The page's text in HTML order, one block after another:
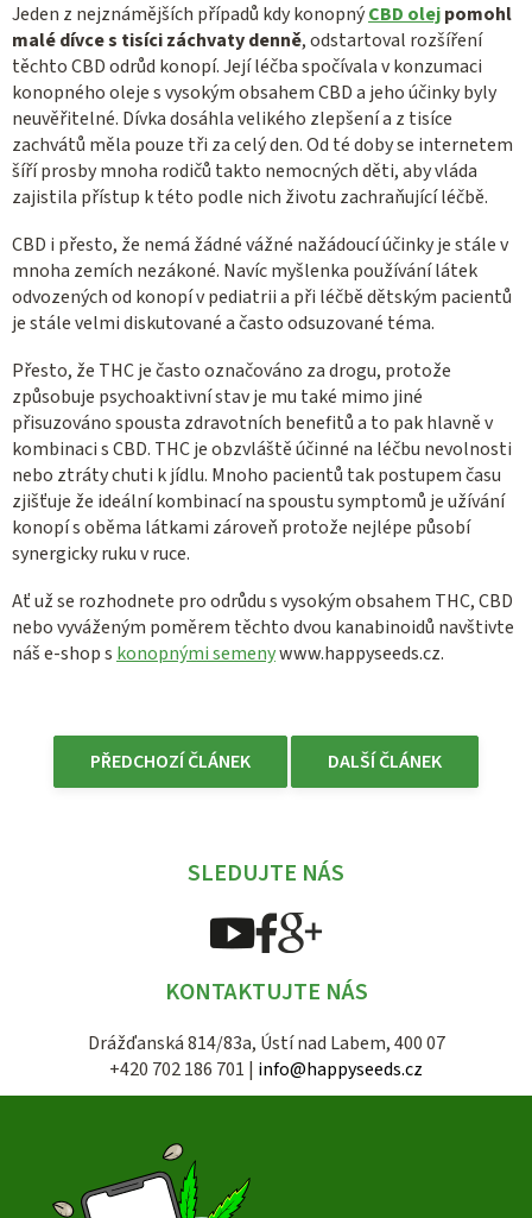
Jeden z nejznámějších případů kdy konopnýCBD olejpomohl
malé dívce s tisíci záchvaty denně, odstartoval rozšíření
těchto CBD odrůd konopí. Její léčba spočívala v konzumaci
konopného oleje s vysokým obsahem CBD a jeho účinky byly
neuvěřitelné. Dívka dosáhla velikého zlepšení a z tisíce
zachvátů měla pouze tři za celý den. Od té doby se internetem
šíří prosby mnoha rodičů takto nemocných děti, aby vláda
zajistila přístup k této podle nich životu zachraňující léčbě.
CBD i přesto, že nemá žádné vážné nažádoucí účinky je stále v
mnoha zemích nezákoné. Navíc myšlenka používání látek
odvozených od konopí v pediatrii a při léčbě dětským pacientů
je stále velmi diskutované a často odsuzované téma.
Přesto, že THC je často označováno za drogu, protože
způsobuje psychoaktivní stav je mu také mimo jiné
přisuzováno spousta zdravotních benefitů a to pak hlavně v
kombinaci s CBD. THC je obzvláště účinné na léčbu nevolnosti
nebo ztráty chuti k jídlu. Mnoho pacientů tak postupem času
zjišťuje že ideální kombinací na spoustu symptomů je užívání
konopí s oběma látkami zároveň protože nejlépe působí
synergicky ruku v ruce.
Ať už se rozhodnete pro odrůdu s vysokým obsahem THC, CBD
nebo vyváženým poměrem těchto dvou kanabinoidů navštivte
náš e-shop skonopnými semenywww.happyseeds.cz.
PŘEDCHOZÍ ČLÁNEK DALŠÍ ČLÁNEK
SLEDUJTE NÁS
KONTAKTUJTE NÁS
Drážďanská 814/83a, Ústí nad Labem, 400 07
+420 702 186 701 | info@happyseeds.cz